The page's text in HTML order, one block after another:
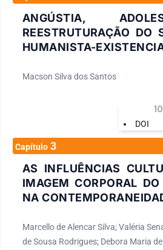
ANGÚSTIA,
REESTRUTURAÇÃO DO
HUMANISTA-
Macson Silva dos Santos
DOI
Capítulo 3
AS INFLUÊNCIAS
IMAGEM CORPORAL
NA
Marcello de Alencar Silva; Valéria
de Sousa Rodrigues; Debora Maria